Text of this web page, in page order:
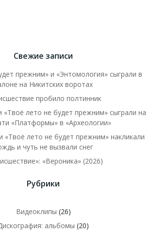
Свежие записи
прежним» и «Энтомология» сыграли в
на Никитских воротах
пробило полтинник
«Твоё лето не будет прежним» сыграли на
«Платформы» в «Археологии»
«Твоё лето не будет прежним» накликали
и чуть не вызвали снег
«Вероника» (2026)
Рубрики
Видеоклипы (26)
альбомы (20)